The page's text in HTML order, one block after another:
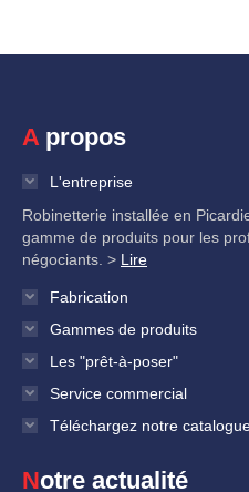
A propos
L'entreprise
Robinetterie installée en
gamme de produits pour les
négociants. > Lire
Fabrication
Gammes de produits
Les "prêt-à-poser"
Service commercial
Téléchargez notre
Notre actualité